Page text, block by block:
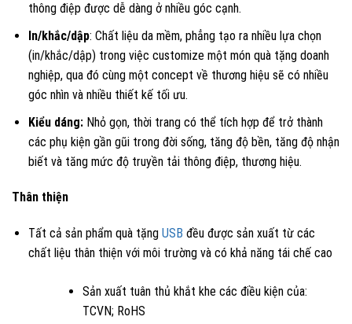
thông điệp được dễ dàng ở nhiều góc cạnh.
In/khắc/dập: Chất liệu da mềm, phẳng tạo ra nhiều lựa chọn
(in/khắc/dập) trong việc customize một món quà tặng doanh
nghiệp, qua đó cùng một concept về thương hiệu sẽ có nhiều
góc nhìn và nhiều thiết kế tối ưu.
Kiểu dáng: Nhỏ gọn, thời trang có thể tích hợp để trở thành
các phụ kiện gần gũi trong đời sống, tăng độ bền, tăng độ nhận
biết và tăng mức độ truyền tải thông điệp, thương hiệu.
Thân thiện
Tất cả sản phẩm quà tặng USB đều được sản xuất từ các
chất liệu thân thiện với môi trường và có khả năng tái chế cao
Sản xuất tuân thủ khắt khe các điều kiện của:
TCVN; RoHS